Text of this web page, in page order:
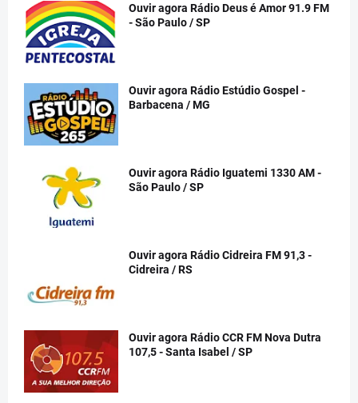
Ouvir agora Rádio Deus é Amor 91.9 FM
- São Paulo / SP
Ouvir agora Rádio Estúdio Gospel -
Barbacena / MG
Ouvir agora Rádio Iguatemi 1330 AM -
São Paulo / SP
Ouvir agora Rádio Cidreira FM 91,3 -
Cidreira / RS
Ouvir agora Rádio CCR FM Nova Dutra
107,5 - Santa Isabel / SP